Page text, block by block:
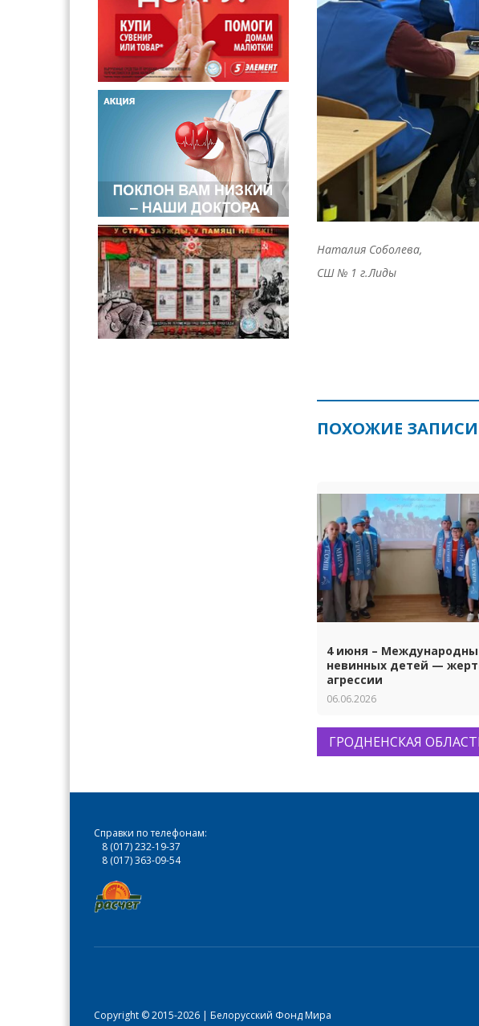
Наталия Соболева,
СШ № 1 г.Лиды
ПОХОЖИЕ ЗАПИСИ
4 июня –
невинных детей —
агрессии
06.06.2026
ГРОДНЕНСКАЯ
Справки по телефонам:
8 (017) 232-19-37
8 (017) 363-09-54
Copyright © 2015-2026 | Белорусский Фонд Мира